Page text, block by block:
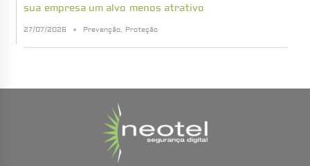
sua empresa um alvo menos atrativo
27/07/2026 Prevenção, Proteção